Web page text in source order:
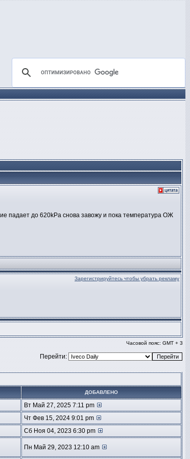
падает до 620kPa снова завожу и пока температура ОЖ
Зарегистрируйтесь чтобы убрать рекламу
Часовой пояс: GMT + 3
Перейти:
ДОБАВЛЕНО
Вт Май 27, 2025 7:11 pm
Чт Фев 15, 2024 9:01 pm
Сб Ноя 04, 2023 6:30 pm
Пн Май 29, 2023 12:10 am